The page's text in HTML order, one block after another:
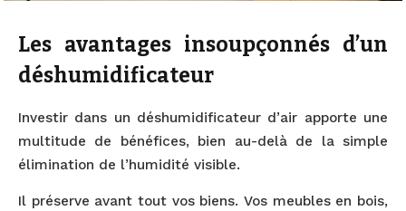
Les avantages insoupçonnés d’un
déshumidificateur
Investir dans un déshumidificateur d’air apporte une
multitude de bénéfices, bien au-delà de la simple
élimination de l’humidité visible.
Il préserve avant tout vos biens. Vos meubles en bois,